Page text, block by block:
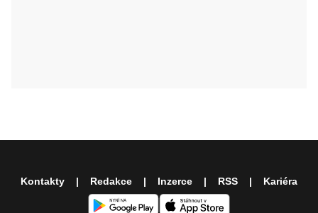
Kontakty Redakce Inzerce RSS Kariéra